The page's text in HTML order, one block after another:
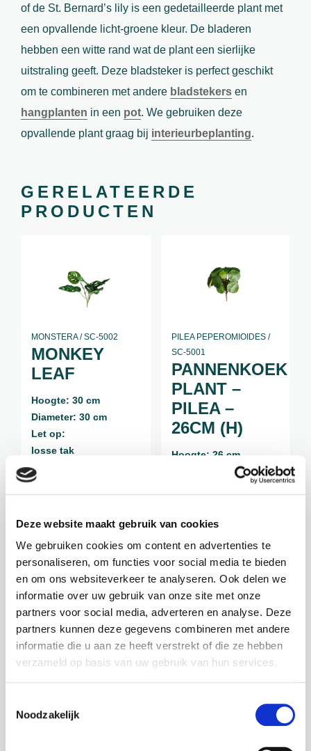
Deze website maakt gebruik van cookies
We gebruiken cookies om content en advertenties te
personaliseren, om functies voor social media te bieden
en om ons websiteverkeer te analyseren. Ook delen we
informatie over uw gebruik van onze site met onze
partners voor social media, adverteren en analyse. Deze
partners kunnen deze gegevens combineren met andere
informatie die u aan ze heeft verstrekt of die ze hebben
verzameld op basis van uw gebruik van hun services.
Noodzakelijk
of de St. Bernard’s lily is een gedetailleerde plant met
een opvallende licht-groene kleur. De bladeren
hebben een witte rand wat de plant een sierlijke
uitstraling geeft. Deze bladsteker is perfect geschikt
om te combineren met andere bladstekers en
hangplanten in een pot. We gebruiken deze
opvallende plant graag bij interieurbeplanting.
GERELATEERDE
PRODUCTEN
MONSTERA / SC-5002
MONKEY
LEAF
Hoogte: 30 cm
Diameter: 30 cm
Let op:
losse tak
€12,95
BEKIJK PRODUCT
PILEA PEPEROMIOIDES /
SC-5001
PANNENKOEK
PLANT –
PILEA –
26CM (H)
Hoogte: 26 cm
Diameter: 25 cm
€ 16,50
BEKIJK PRODUCT
CHLOROPHYTUM / SC-